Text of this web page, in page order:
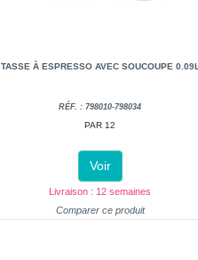
TASSE À ESPRESSO AVEC SOUCOUPE 0.09L
RÉF. : 798010-798034
PAR 12
Voir
Livraison : 12 semaines
Comparer ce produit